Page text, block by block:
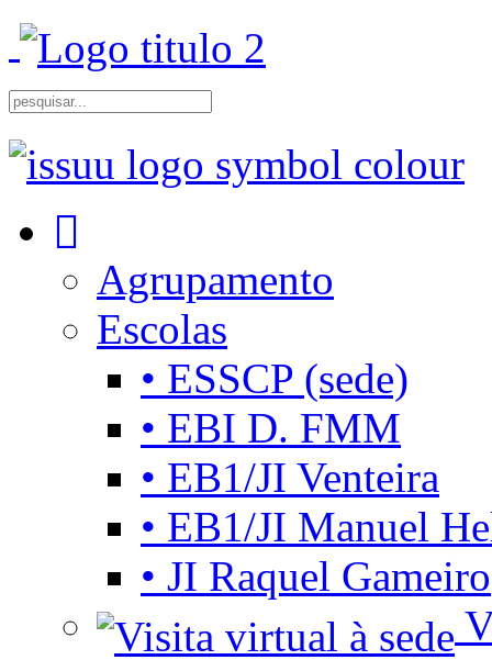
Agrupamento
Escolas
• ESSCP (sede)
• EBI D. FMM
• EB1/JI Venteira
• EB1/JI Manuel
• JI Raquel Gameiro